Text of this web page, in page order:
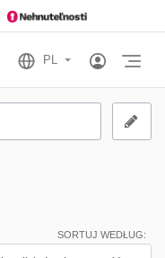
SORTUJ WEDŁUG: